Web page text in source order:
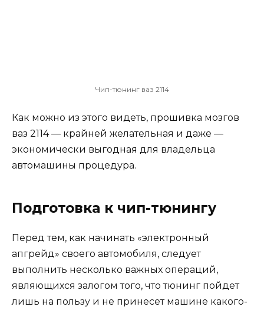
Чип-тюнинг ваз 2114
Как можно из этого видеть, прошивка мозгов
ваз 2114 — крайней желательная и даже —
экономически выгодная для владельца
автомашины процедура.
Подготовка к чип-тюнингу
Перед тем, как начинать «электронный
апгрейд» своего автомобиля, следует
выполнить несколько важных операций,
являющихся залогом того, что тюнинг пойдет
лишь на пользу и не принесет машине какого-